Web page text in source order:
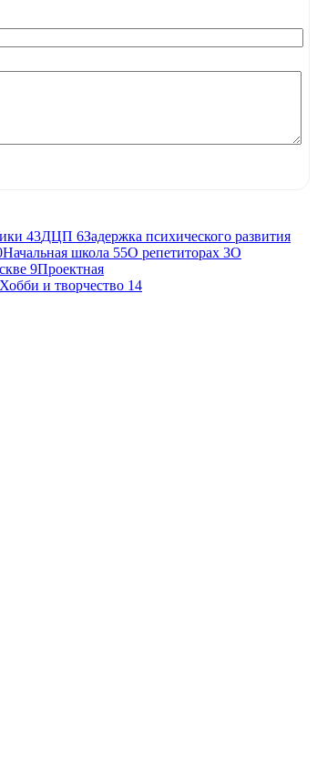
43ДЦП 6Задержка психического развития
Начальная школа 55О репетиторах 3О
9Проектная
Хобби и творчество 14